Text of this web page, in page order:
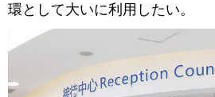
環として大いに利用したい。